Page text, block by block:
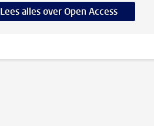
Lees alles over Open Access